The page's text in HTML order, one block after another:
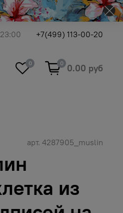
+7(499) 113-00-20
0 0 0.00 руб
арт. 4287905_muslin
из